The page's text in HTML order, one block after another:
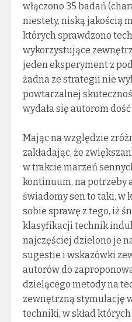
włączono 35 badań
niestety, niską jakością
których sprawdzono
wykorzystujące
jeden eksperyment z
żadna ze strategii nie
powtarzalnej
wydała się autorom
Mając na względzie
zakładając, że
w trakcie marzeń
kontinuum, na potrzeby
świadomy sen to taki, w
sobie sprawę z tego, iż
klasyfikacji technik
najczęściej dzielono je
sugestie i wskazówki
autorów do
dzielącego metody na
zewnętrzną stymulację
techniki, w skład